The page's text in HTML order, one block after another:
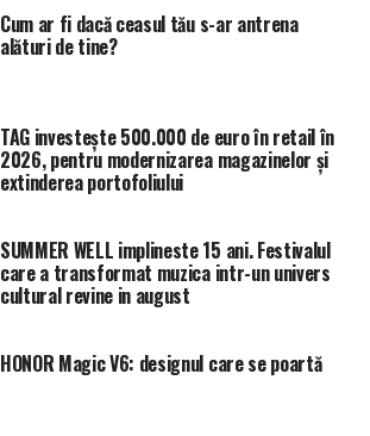
Cum ar fi dacă ceasul tău s-ar antrena
alături de tine?
TAG investește 500.000 de euro în retail în
2026, pentru modernizarea magazinelor și
extinderea portofoliului
SUMMER WELL implineste 15 ani. Festivalul
care a transformat muzica intr-un univers
cultural revine in august
HONOR Magic V6: designul care se poartă